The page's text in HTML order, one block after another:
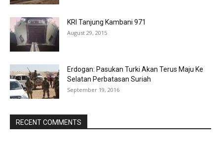
KRI Tanjung Kambani 971
August 29, 2015
Erdogan: Pasukan Turki Akan Terus Maju Ke
Selatan Perbatasan Suriah
September 19, 2016
RECENT COMMENTS